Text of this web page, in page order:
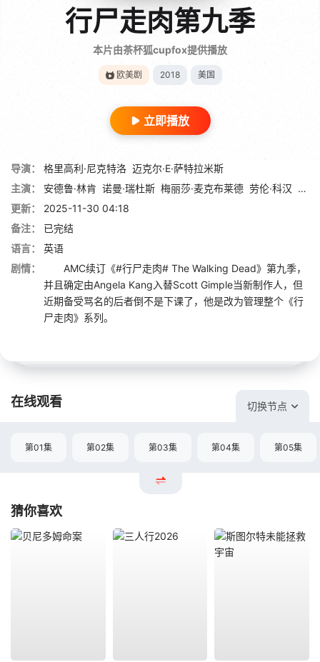
行尸走肉第九季
本片由茶杯狐cupfox提供播放
欧美剧 2018 美国
立即播放
导演： 格里高利·尼克特洛 迈克尔·E·萨特拉米斯
主演：
安德鲁·林肯 诺曼·瑞杜斯 梅丽莎·麦克布莱德 劳伦·科汉 丹娜
更新：
2025-11-30 04:18
备注：
已完结
语言：
英语
剧情：
AMC续订《#行尸走肉# The Walking Dead》第九季，
并且确定由Angela Kang入替Scott Gimple当新制作人，但
近期备受骂名的后者倒不是下课了，他是改为管理整个《行
尸走肉》系列。
在线观看 切换节点
第01集 第02集 第03集 第04集 第05集
猜你喜欢